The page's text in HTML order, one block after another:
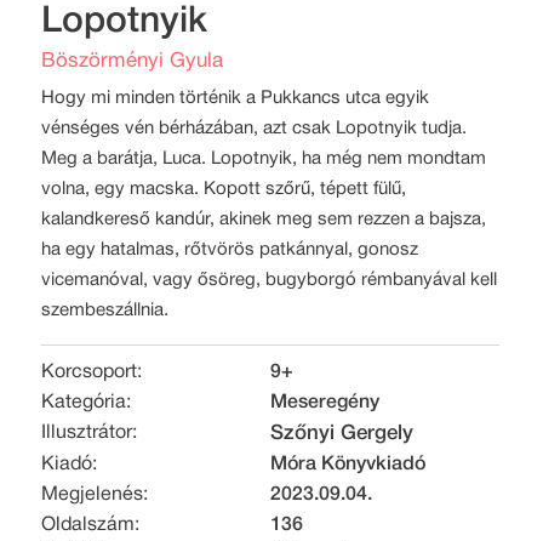
Lopotnyik
Böszörményi Gyula
Hogy mi minden történik a Pukkancs utca egyik
vénséges vén bérházában, azt csak Lopotnyik tudja.
Meg a barátja, Luca. Lopotnyik, ha még nem mondtam
volna, egy macska. Kopott szőrű, tépett fülű,
kalandkereső kandúr, akinek meg sem rezzen a bajsza,
ha egy hatalmas, rőtvörös patkánnyal, gonosz
vicemanóval, vagy ősöreg, bugyborgó rémbanyával kell
szembeszállnia.
Korcsoport:
9+
Kategória:
Meseregény
Illusztrátor:
Szőnyi Gergely
Kiadó:
Móra Könyvkiadó
Megjelenés:
2023.09.04.
Oldalszám:
136